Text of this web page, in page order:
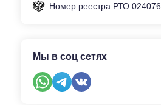
Номер реестра РТО 024076
Мы в соц сетях